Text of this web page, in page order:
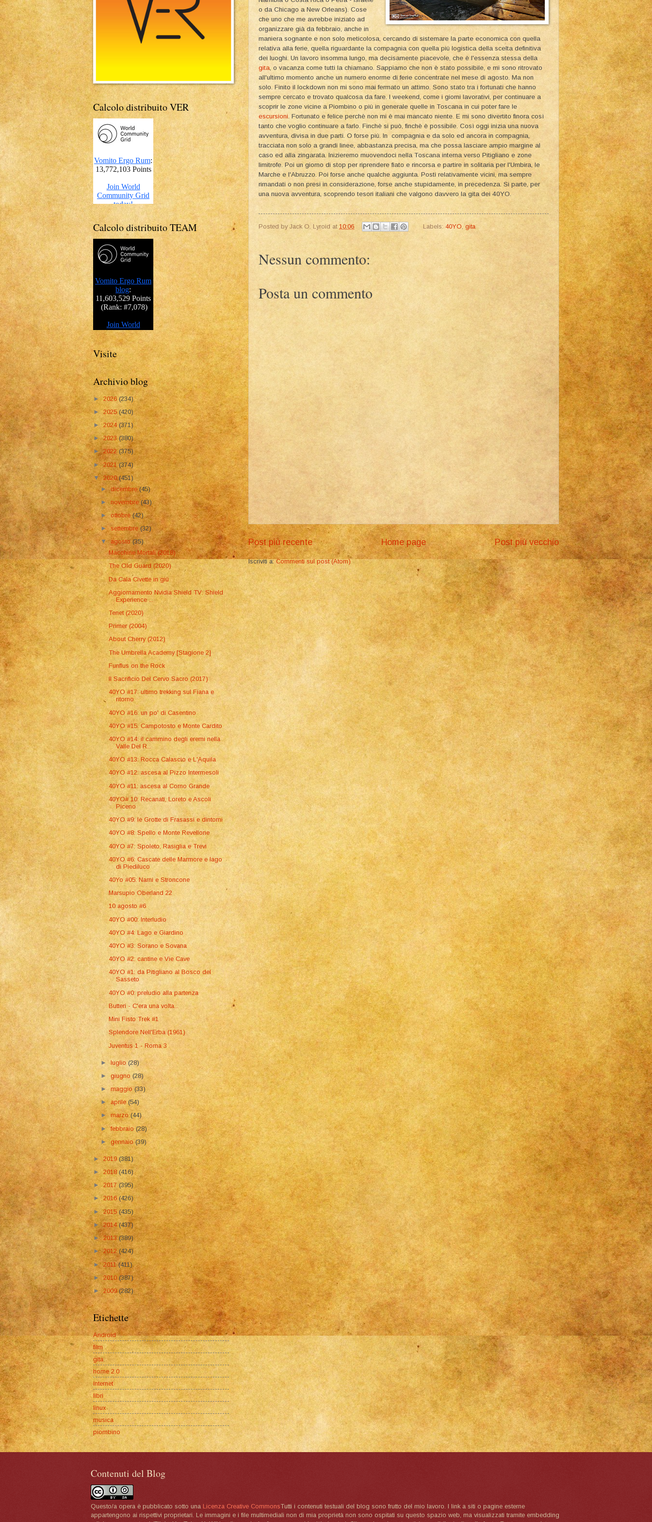
o da Chicago a New Orleans). Cose
che uno che me avrebbe iniziato ad
organizzare già da febbraio, anche in
maniera sognante e non solo meticolosa, cercando di sistemare la parte economica con quella
relativa alla ferie, quella riguardante la compagnia con quella più logistica della scelta definitiva
dei luoghi. Un lavoro insomma lungo, ma decisamente piacevole, che è l'essenza stessa della
gita , o vacanza come tutti la chiamano. Sappiamo che non è stato possibile, e mi sono ritrovato
all'ultimo momento anche un numero enorme di ferie concentrate nel mese di agosto. Ma non
solo. Finito il lockdown non mi sono mai fermato un attimo. Sono stato tra i fortunati che hanno
sempre cercato e trovato qualcosa da fare. I weekend, come i giorni lavorativi, per continuare a
scoprir le zone vicine a Piombino o più in generale quelle in Toscana in cui poter fare le
escursioni . Fortunato e felice perchè non mi è mai mancato niente. E mi sono divertito finora così
tanto che voglio continuare a farlo. Finchè si può, finchè è possibile. Così oggi inizia una nuova
avventura, divisa in due parti. O forse più. In compagnia e da solo ed ancora in compagnia,
tracciata non solo a grandi linee, abbastanza precisa, ma che possa lasciare ampio margine al
caso ed alla zingarata. Inizieremo muovendoci nella Toscana interna verso Pitigliano e zone
limitrofe. Poi un giorno di stop per riprendere fiato e rincorsa e partire in solitaria per l'Umbira, le
Marche e l'Abruzzo. Poi forse anche qualche aggiunta. Posti relativamente vicini, ma sempre
rimandati o non presi in considerazione, forse anche stupidamente, in precedenza. Si parte, per
una nuova avventura, scoprendo tesori italiani che valgono davvero la gita dei 40YO.
Posted by Jack O. Lyroid at 10:06 Labels: 40YO ,gita
Nessun commento:
Posta un commento
Post più recente Post più vecchio
Home page
Iscriviti a:Commenti sul post (Atom)
Calcolo distribuito VER
Calcolo distribuito TEAM
Visite
Archivio blog
► 2026(234)
►2025(420)
►2024 (371)
►2023(380)
►2022 (375)
►2021(374)
▼2020(451)
►dicembre(45)
►novembre(43)
►ottobre(42)
►settembre(32)
▼agosto(35)
Macchine Mortali (2018)
The Old Guard (2020)
Da Cala Civette in giù
Aggiornamento Nvidia Shield TV: Shield
Experience ...
Tenet (2020)
Primer (2004)
About Cherry (2012)
The Umbrella Academy [Stagione 2]
Funflus on the Rock
Il Sacrificio Del Cervo Sacro (2017)
40YO #17: ultimo trekking sul Fiana e
ritorno
40YO #16: un po' di Casentino
40YO #15: Campotosto e Monte Cardito
40YO #14: il cammino degli eremi nella
Valle Del R...
40YO #13: Rocca Calascio e L'Aquila
40YO #12: ascesa al Pizzo Intermesoli
40YO #11: ascesa al Corno Grande
40YO# 10: Recanati, Loreto e Ascoli
Piceno
40YO #9: le Grotte di Frasassi e dintorni
40YO #8: Spello e Monte Revellone
40YO #7: Spoleto, Rasiglia e Trevi
40YO #6: Cascate delle Marmore e lago
di Piediluco
40Yo #05: Narni e Stroncone
Marsupio Oberland 22
10 agosto #6
40YO #00: Interludio
40YO #4: Lago e Giardino
40YO #3: Sorano e Sovana
40YO #2: cantine e Vie Cave
40YO #1: da Pitigliano al Bosco del
Sasseto
40YO #0: preludio alla partenza
Butteri - C'era una volta...
Mini Fisto Trek #1
Splendore Nell'Erba (1961)
Juventus 1 - Roma 3
►luglio(28)
►giugno(28)
►maggio(33)
►aprile(54)
►marzo(44)
►febbraio(28)
►gennaio(39)
►2019 (381)
►2018 (416)
► 2017 (395)
►2016(426)
►2015(435)
►2014(437)
►2013(389)
►2012(424)
►2011(411)
►2010(387)
►2009(282)
Etichette
Android
film
gita
home 2.0
internet
libri
linux
musica
piombino
Contenuti del Blog
Questo/a opera è pubblicato sotto una Licenza Creative CommonsTutti i contenuti testuali del blog sono frutto del mio lavoro. I link a siti o pagine esterne
appartengono ai rispettivi proprietari. Le immagini e i file multimediali non di mia proprietà non sono ospitati su questo spazio web, ma visualizzati tramite embedding